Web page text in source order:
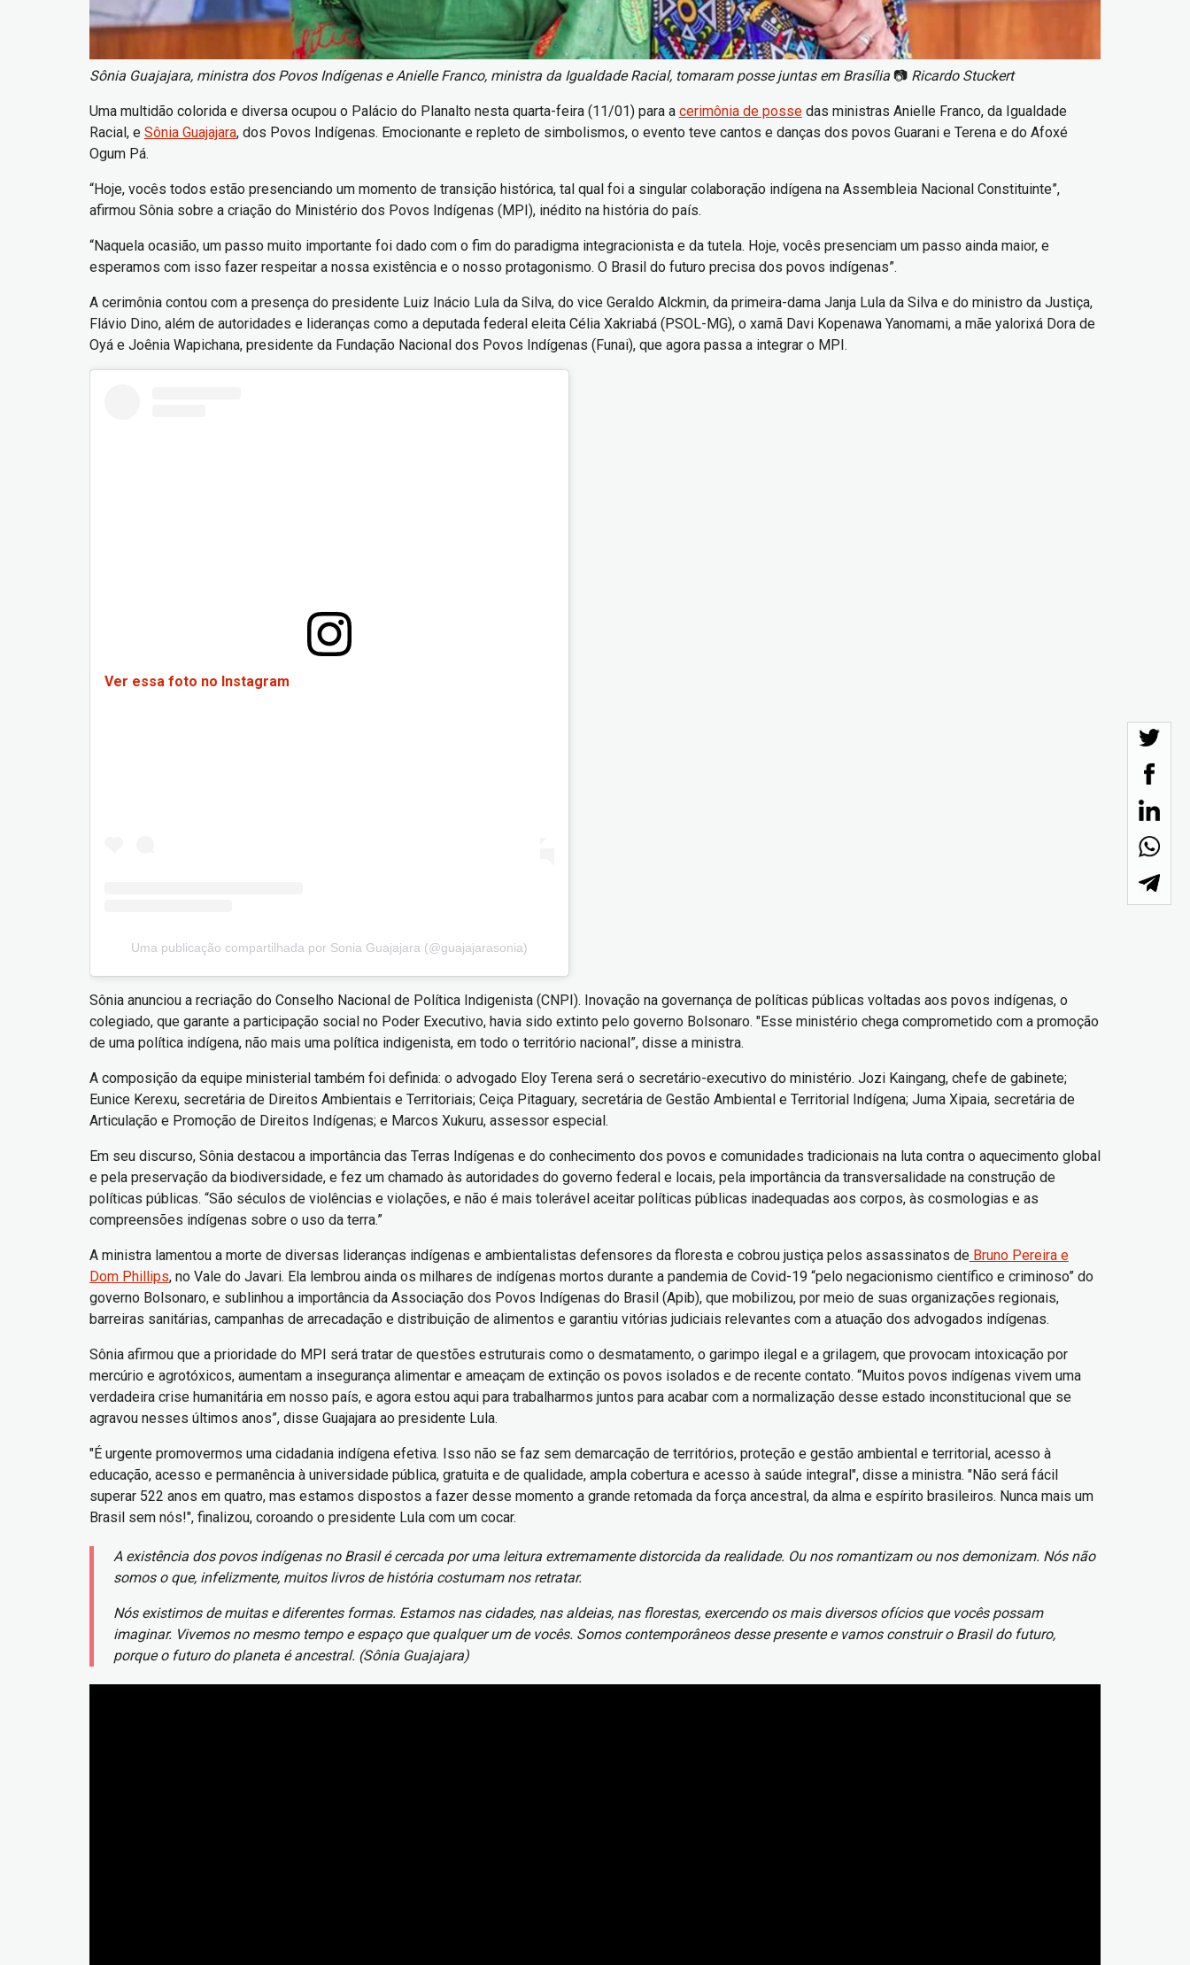
Sônia Guajajara, ministra dos Povos Indígenas e Anielle Franco, ministra da Igualdade Racial, tomaram posse juntas em Brasília📷 Ricardo Stuckert
Uma multidão colorida e diversa ocupou o Palácio do Planalto nesta quarta-feira (11/01) para a cerimônia de possedas ministras Anielle Franco, da Igualdade
Racial, e Sônia Guajajara, dos Povos Indígenas. Emocionante e repleto de simbolismos, o evento teve cantos e danças dos povos Guarani e Terena e do Afoxé
Ogum Pá.
“Hoje, vocês todos estão presenciando um momento de transição histórica, tal qual foi a singular colaboração indígena na Assembleia Nacional Constituinte”,
afirmou Sônia sobre a criação do Ministério dos Povos Indígenas (MPI), inédito na história do país.
“Naquela ocasião, um passo muito importante foi dado com o fim do paradigma integracionista e da tutela. Hoje, vocês presenciam um passo ainda maior, e
esperamos com isso fazer respeitar a nossa existência e o nosso protagonismo. O Brasil do futuro precisa dos povos indígenas”.
A cerimônia contou com a presença do presidente Luiz Inácio Lula da Silva, do vice Geraldo Alckmin, da primeira-dama Janja Lula da Silva e do ministro da Justiça,
Flávio Dino, além de autoridades e lideranças como a deputada federal eleita Célia Xakriabá (PSOL-MG), o xamã Davi Kopenawa Yanomami, a mãe yalorixá Dora de
Oyá e Joênia Wapichana, presidente da Fundação Nacional dos Povos Indígenas (Funai), que agora passa a integrar o MPI.
Ver essa foto no Instagram
Uma publicação compartilhada por Sonia Guajajara (@guajajarasonia)
Sônia anunciou a recriação do Conselho Nacional de Política Indigenista (CNPI). Inovação na governança de políticas públicas voltadas aos povos indígenas, o
colegiado, que garante a participação social no Poder Executivo, havia sido extinto pelo governo Bolsonaro. "Esse ministério chega comprometido com a promoção
de uma política indígena, não mais uma política indigenista, em todo o território nacional”, disse a ministra.
A composição da equipe ministerial também foi definida: o advogado Eloy Terena será o secretário-executivo do ministério. Jozi Kaingang, chefe de gabinete;
Eunice Kerexu, secretária de Direitos Ambientais e Territoriais; Ceiça Pitaguary, secretária de Gestão Ambiental e Territorial Indígena; Juma Xipaia, secretária de
Articulação e Promoção de Direitos Indígenas; e Marcos Xukuru, assessor especial.
Em seu discurso, Sônia destacou a importância das Terras Indígenas e do conhecimento dos povos e comunidades tradicionais na luta contra o aquecimento global
e pela preservação da biodiversidade, e fez um chamado às autoridades do governo federal e locais, pela importância da transversalidade na construção de
políticas públicas. “São séculos de violências e violações, e não é mais tolerável aceitar políticas públicas inadequadas aos corpos, às cosmologias e as
compreensões indígenas sobre o uso da terra.”
A ministra lamentou a morte de diversas lideranças indígenas e ambientalistas defensores da floresta e cobrou justiça pelos assassinatos deBruno Pereira e
Dom Phillips, no Vale do Javari. Ela lembrou ainda os milhares de indígenas mortos durante a pandemia de Covid-19 “pelo negacionismo científico e criminoso” do
governo Bolsonaro, e sublinhou a importância da Associação dos Povos Indígenas do Brasil (Apib), que mobilizou, por meio de suas organizações regionais,
barreiras sanitárias, campanhas de arrecadação e distribuição de alimentos e garantiu vitórias judiciais relevantes com a atuação dos advogados indígenas.
Sônia afirmou que a prioridade do MPI será tratar de questões estruturais como o desmatamento, o garimpo ilegal e a grilagem, que provocam intoxicação por
mercúrio e agrotóxicos, aumentam a insegurança alimentar e ameaçam de extinção os povos isolados e de recente contato. “Muitos povos indígenas vivem uma
verdadeira crise humanitária em nosso país, e agora estou aqui para trabalharmos juntos para acabar com a normalização desse estado inconstitucional que se
agravou nesses últimos anos”, disse Guajajara ao presidente Lula.
"É urgente promovermos uma cidadania indígena efetiva. Isso não se faz sem demarcação de territórios, proteção e gestão ambiental e territorial, acesso à
educação, acesso e permanência à universidade pública, gratuita e de qualidade, ampla cobertura e acesso à saúde integral", disse a ministra. "Não será fácil
superar 522 anos em quatro, mas estamos dispostos a fazer desse momento a grande retomada da força ancestral, da alma e espírito brasileiros. Nunca mais um
Brasil sem nós!", finalizou, coroando o presidente Lula com um cocar.
A existência dos povos indígenas no Brasil é cercada por uma leitura extremamente distorcida da realidade. Ou nos romantizam ou nos demonizam. Nós não
somos o que, infelizmente, muitos livros de história costumam nos retratar.
Nós existimos de muitas e diferentes formas. Estamos nas cidades, nas aldeias, nas florestas, exercendo os mais diversos ofícios que vocês possam
imaginar. Vivemos no mesmo tempo e espaço que qualquer um de vocês. Somos contemporâneos desse presente e vamos construir o Brasil do futuro,
porque o futuro do planeta é ancestral. (Sônia Guajajara)